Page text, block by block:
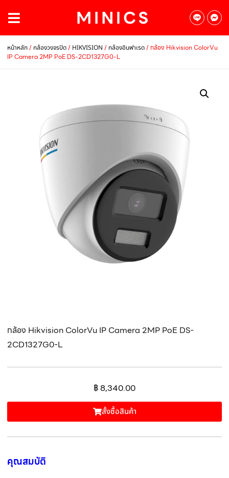
หน้าหลัก/กล้องวงจรปิด/ HIKVISION /กล้องอินฟาเรด/ กล้อง Hikvision ColorVu
IP Camera 2MP PoE DS-2CD1327G0-L
กล้อง Hikvision ColorVu IP Camera 2MP PoE DS-
2CD1327G0-L
฿8,340.00
สั้งซื้อสินค้า
คุณสมบัติ